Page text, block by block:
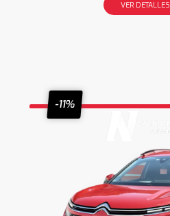
VER DETALLES
-11%